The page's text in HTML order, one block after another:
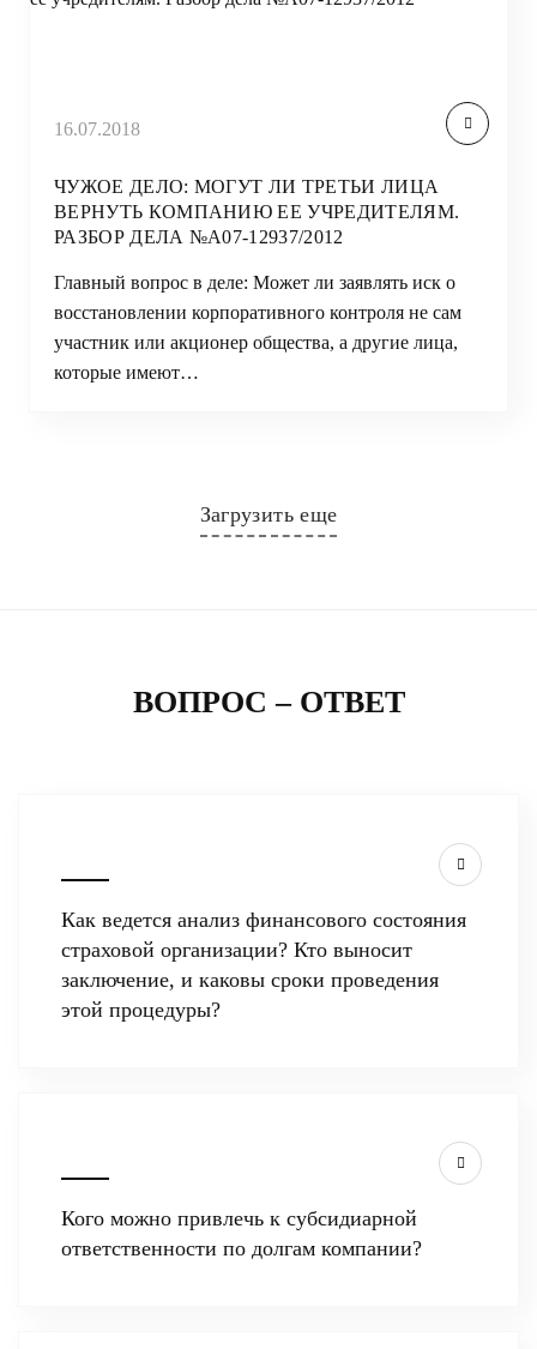
16.07.2018
ЧУЖОЕ ДЕЛО: МОГУТ ЛИ ТРЕТЬИ ЛИЦА
ВЕРНУТЬ КОМПАНИЮ ЕЕ УЧРЕДИТЕЛЯМ.
РАЗБОР ДЕЛА №А07-12937/2012
Главный вопрос в деле: Может ли заявлять иск о
восстановлении корпоративного контроля не сам
участник или акционер общества, а другие лица,
которые имеют…
Загрузить еще
ВОПРОС – ОТВЕТ
Как ведется анализ финансового состояния
страховой организации? Кто выносит
заключение, и каковы сроки проведения
этой процедуры?
Кого можно привлечь к субсидиарной
ответственности по долгам компании?